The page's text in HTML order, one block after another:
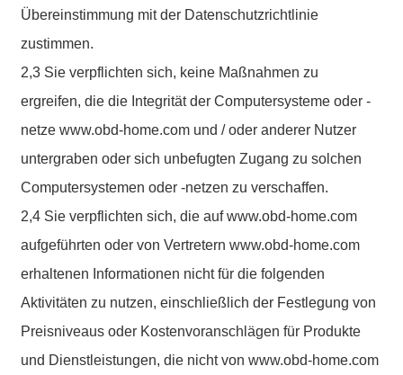
Übereinstimmung mit der Datenschutzrichtlinie
zustimmen.
2,3 Sie verpflichten sich, keine Maßnahmen zu
ergreifen, die die Integrität der Computersysteme oder -
netze www.obd-home.com und / oder anderer Nutzer
untergraben oder sich unbefugten Zugang zu solchen
Computersystemen oder -netzen zu verschaffen.
2,4 Sie verpflichten sich, die auf www.obd-home.com
aufgeführten oder von Vertretern www.obd-home.com
erhaltenen Informationen nicht für die folgenden
Aktivitäten zu nutzen, einschließlich der Festlegung von
Preisniveaus oder Kostenvoranschlägen für Produkte
und Dienstleistungen, die nicht von www.obd-home.com